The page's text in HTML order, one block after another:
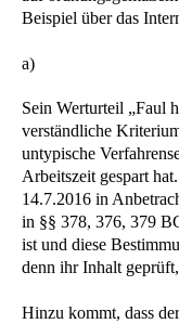
Beispiel über das
a)
Sein Werturteil „Faul
verständliche
untypische
Arbeitszeit gespart
14.7.2016 in
in §§ 378, 376, 379
ist und diese
denn ihr Inhalt
Hinzu kommt, dass